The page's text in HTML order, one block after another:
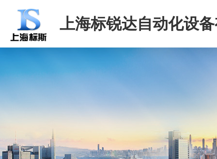
上海标锐达自动化设
司